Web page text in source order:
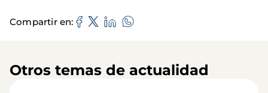
Compartir en
Otros temas de actualidad